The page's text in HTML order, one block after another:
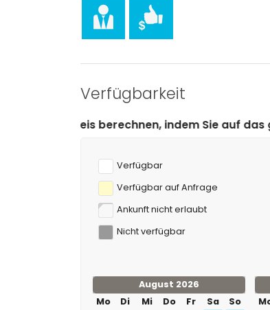
Radfahren (innerhalb von 1000 Metern
Tennis, Wandern, Mountainbiking,
Kilometern von der Wohnung)
Verfügbarkeit
indem Sie auf das gewünschte An-
Verfügbar
Verfügbar auf Anfrage
Ankunft nicht erlaubt
Nicht verfügbar
August 2026
Mo
Di Mi Do Fr Sa
So